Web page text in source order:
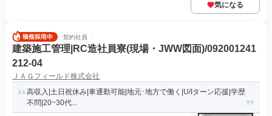
気になる
契約社員
建築施工管理|RC造社員寮(現場・JWW図面)/092001241
212-04
ＪＡＧフィールド株式会社
高収入|土日祝休み|車通勤可能|地元･地方で働く|U/Iターン応援|学歴
不問|20~30代...